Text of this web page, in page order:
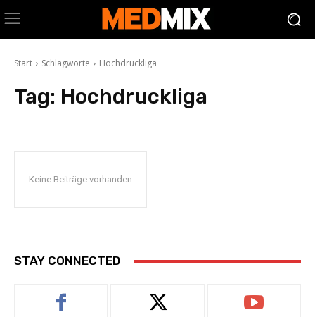
Start Schlagworte Hochdruckliga
Tag: Hochdruckliga
Keine Beiträge vorhanden
STAY CONNECTED